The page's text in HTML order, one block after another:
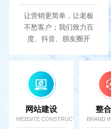
让营销更简单，让老板
不愁客户；我们致力百
度、抖音、朋友圈开
最大化....
网站建设
WEBSITE CONSTRUCTION
整
BRAND